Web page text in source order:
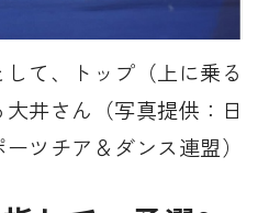
て、トップ（上に乗る
井さん（写真提供：日
ツチア＆ダンス連盟）